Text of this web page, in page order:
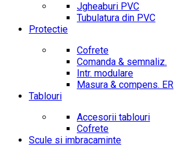
Jgheaburi PVC
Tubulatura din PVC
Protectie
Cofrete
Comanda & semnaliz.
Intr. modulare
Masura & compens. ER
Tablouri
Accesorii tablouri
Cofrete
Scule si imbracaminte